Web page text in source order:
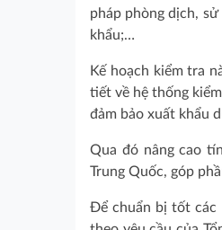
pháp phòng dịch,
khẩu;…
Kế hoạch kiểm tra
tiết về hệ thống
đảm bảo xuất khẩu
Qua đó nâng cao
Trung Quốc, góp
Để chuẩn bị tốt các